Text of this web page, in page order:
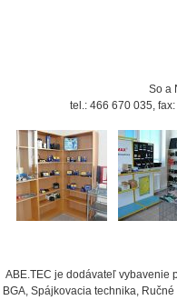
So a
tel.: 466 670 035,
ABE.TEC je dodávateľ vybavenie
BGA, Spájkovacia technika,